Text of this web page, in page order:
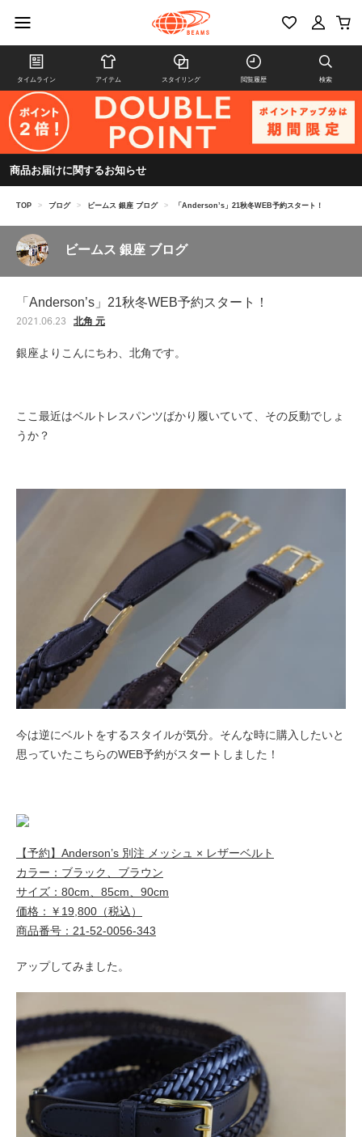
タイムライン アイテム スタイリング 閲覧履歴 検索
商品お届けに関するお知らせ
TOP > ブログ > ビームス 銀座 ブログ > 「Anderson’s」21秋冬WEB予約スタート！
ビームス 銀座 ブログ
「Anderson’s」21秋冬WEB予約スタート！
2021.06.23 北角 元
銀座よりこんにちわ、北角です。
ここ最近はベルトレスパンツばかり履いていて、その反動でしょ
うか？
今は逆にベルトをするスタイルが気分。そんな時に購入したいと
思っていたこちらのWEB予約がスタートしました！
【予約】Anderson’s 別注 メッシュ × レザーベルト
カラー：ブラック、ブラウン
サイズ：80cm、85cm、90cm
価格：￥19,800（税込）
商品番号：21-52-0056-343
アップしてみました。